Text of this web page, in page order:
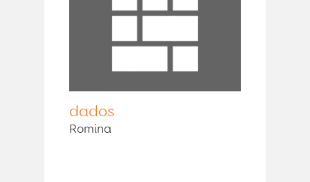
dados
Romina